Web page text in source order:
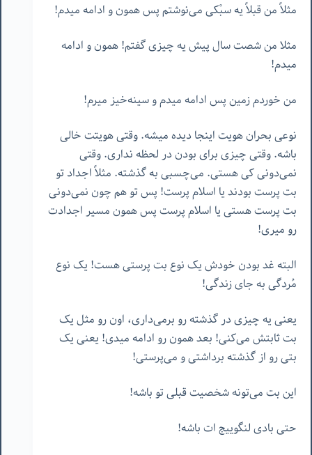
مثلاً من قبلاً یه سبْکی می‌نوشتم پس همون و ادامه میدم!
مثلا من شصت سال پیش یه چیزی گفتم! همون و ادامه
میدم!
من خوردم زمین پس ادامه میدم و سینه‌خیز میرم!
نوعی بحران هویت اینجا دیده میشه. وقتی هویتت خالی
باشه. وقتی چیزی برای بودن در لحظه نداری. وقتی
نمی‌دونی کی هستی. می‌چسبی به گذشته. مثلاً اجداد تو
بت پرست بودند یا اسلام پرست! پس تو هم چون نمی‌دونی
بت پرست هستی یا اسلام پرست پس همون مسیر اجدادت
رو میری!
البته غد بودن خودش یک نوع بت پرستی هست! یک نوع
مُردگی به جای زندگی!
یعنی یه چیزی در گذشته رو برمی‌داری، اون رو مثل یک
بت ثابتش می‌کنی! بعد همون رو ادامه میدی! یعنی یک
بتی رو از گذشته برداشتی و می‌پرستی!
این بت می‌تونه شخصیت قبلی تو باشه!
حتی بادی لنگوییج ات باشه!